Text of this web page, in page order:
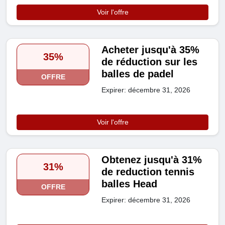
Voir l'offre
35%
OFFRE
Acheter jusqu'à 35%
de réduction sur les
balles de padel
Expirer: décembre 31, 2026
Voir l'offre
31%
OFFRE
Obtenez jusqu'à 31%
de reduction tennis
balles Head
Expirer: décembre 31, 2026